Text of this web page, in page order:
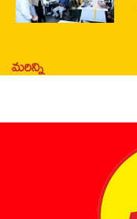
మరిన్ని